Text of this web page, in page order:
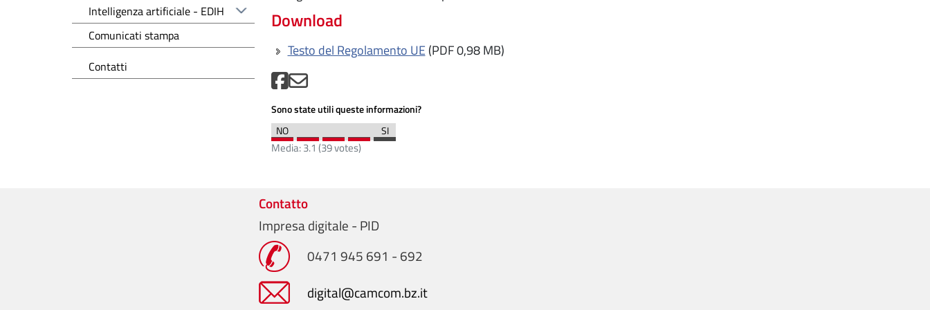
Download
Testo del Regolamento UE (PDF 0,98 MB)
Sono state utili queste informazioni?
Media:3.1 (39votes)
Intelligenza artificiale - EDIH
Comunicati stampa
Contatti
Contatto
Impresa digitale - PID
0471 945 691 - 692
digital@camcom.bz.it